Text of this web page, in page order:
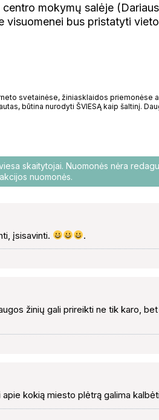
mokymų salėje
visuomenei bus pristatyti
svetainėse, žiniasklaidos priemonėse
būtina nurodyti ŠVIESĄ kaip šaltinį.
skaitytojai. Nuomonės nėra
nuomonės.
įsisavinti. .
žinių gali prireikti ne tik karo,
kokią miesto plėtrą galima